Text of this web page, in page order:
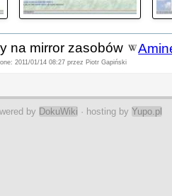
na mirror zasobów
2011/01/14 08:27 przez Piotr Gapiński
by DokuWiki · hosting by Yupo.pl